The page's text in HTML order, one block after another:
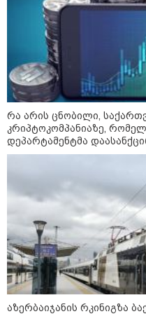
კატეგორიის
რა არის ცნობილი,
კრიპტოკომპანიაზე,
დეპარტამენტმა
აზერბაიჯანის რკინიგზა